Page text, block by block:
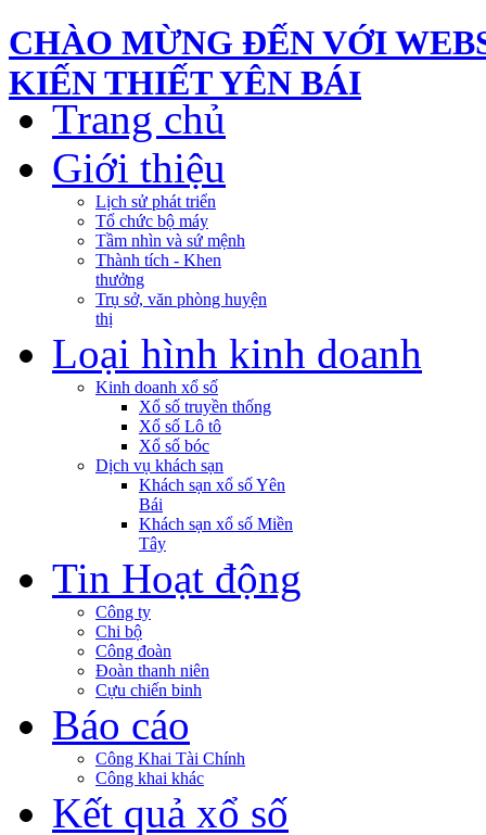
CHÀO MỪNG ĐẾN VỚI
KIẾN THIẾT YÊN BÁI
Trang chủ
Giới thiệu
Lịch sử phát triển
Tổ chức bộ máy
Tầm nhìn và sứ mệnh
Thành tích - Khen
thưởng
Trụ sở, văn phòng huyện
thị
Loại hình kinh doanh
Kinh doanh xổ số
Xổ số truyền thống
Xổ số Lô tô
Xổ số bóc
Dịch vụ khách sạn
Khách sạn xổ số Yên
Bái
Khách sạn xổ số Miền
Tây
Tin Hoạt động
Công ty
Chi bộ
Công đoàn
Đoàn thanh niên
Cựu chiến binh
Báo cáo
Công Khai Tài Chính
Công khai khác
Kết quả xổ số